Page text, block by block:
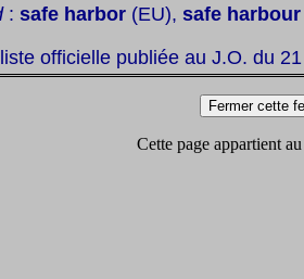
: safe harbor (EU), safe harbour
officielle publiée au J.O. du
Cette page appartient